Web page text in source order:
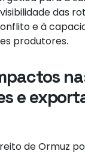
das
e à
produtores.
e
de Ormuz